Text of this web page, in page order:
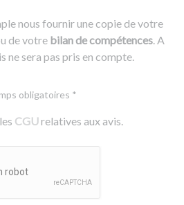
nous fournir une copie de votre
de votre bilan de compétences. A
ne sera pas pris en compte.
obligatoires *
CGUrelatives aux avis.